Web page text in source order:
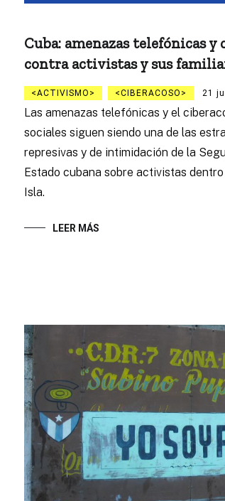
Cuba: amenazas telefónicas y
contra activistas y sus
ACTIVISMO CIBERACOSO 21
Las amenazas telefónicas y el
sociales siguen siendo una de las
represivas y de intimidación de la
Estado cubana sobre activistas
Isla.
LEER MÁS